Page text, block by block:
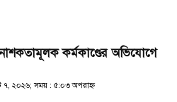
কর্মকাণ্ডের অভিযোগে
৭, ২০২৬; সময় : ৫:০৩ অপরাহ্ণ